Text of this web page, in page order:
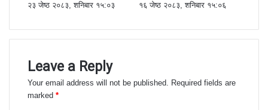
२३ जेष्ठ २०८३, शनिबार १५:०३ १६ जेष्ठ २०८३, शनिबार १५:०६
Leave a Reply
Your email address will not be published. Required fields are
marked *